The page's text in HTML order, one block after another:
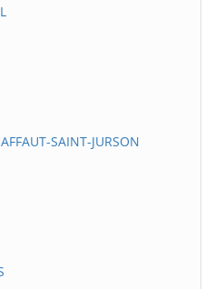
SAINT-JURSON